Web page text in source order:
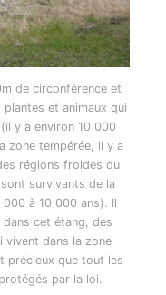
de circonférence et
et animaux qui
y a environ 10 000
zone tempérée, il y a
régions froides du
survivants de la
000 à 10 000 ans). Il
cet étang, des
vivent dans la zone
précieux que tout les
par la loi.